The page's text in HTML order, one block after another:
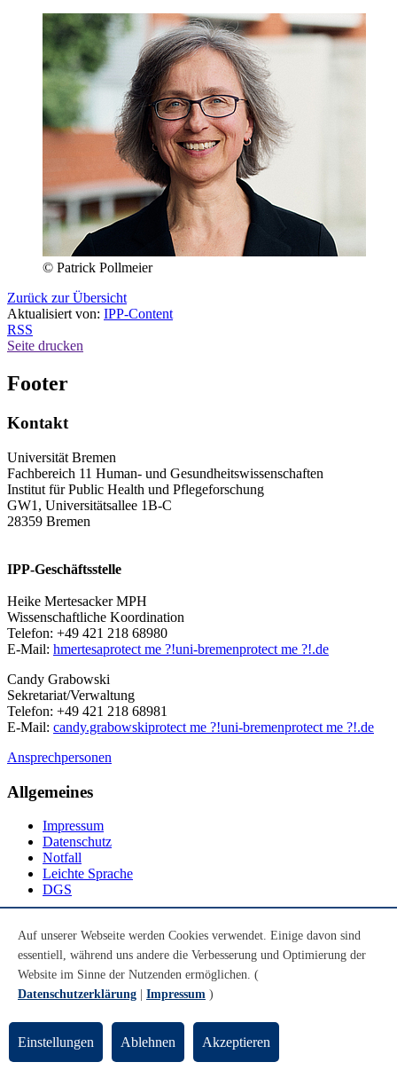
© Patrick Pollmeier
Zurück zur Übersicht
Aktualisiert von: IPP-Content
RSS
Seite drucken
Footer
Kontakt
Universität Bremen
Fachbereich 11 Human- und Gesundheitswissenschaften
Institut für Public Health und Pflegeforschung
GW1, Universitätsallee 1B-C
28359 Bremen
IPP-Geschäftsstelle
Heike Mertesacker MPH
Wissenschaftliche Koordination
Telefon: +49 421 218 68980
E-Mail: hmertesaprotect me ?!uni-bremenprotect me ?!.de
Candy Grabowski
Sekretariat/Verwaltung
Telefon: +49 421 218 68981
E-Mail: candy.grabowskiprotect me ?!uni-bremenprotect me ?!.de
Ansprechpersonen
Allgemeines
Impressum
Datenschutz
Notfall
Leichte Sprache
DGS
Youtube
Instagram
LinkedIn
© Universität Bremen 2026
Auf unserer Webseite werden Cookies verwendet. Einige davon sind
essentiell, während uns andere die Verbesserung und Optimierung der
Website im Sinne der Nutzenden ermöglichen. (
Datenschutzerklärung
Impressum )
Einstellungen Ablehnen Akzeptieren